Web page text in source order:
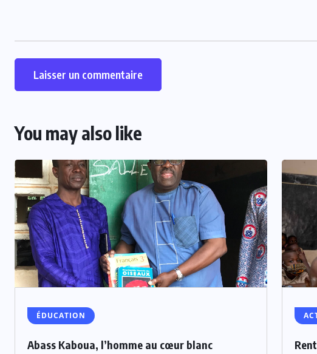
You may also like
ÉDUCATION
Abass Kaboua, l’homme au cœur blanc